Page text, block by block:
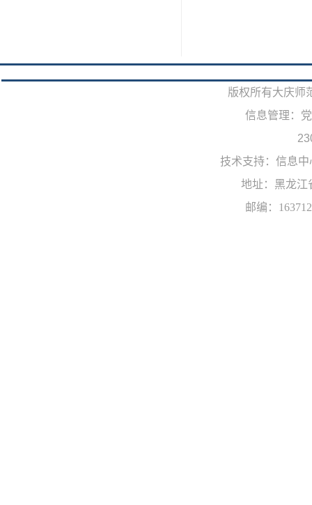
版权所有大庆师
信息管理：
技术支持：信息
地址：黑龙江
邮编：